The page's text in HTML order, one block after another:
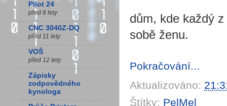
dům, kde každý
sobě ženu.
Pokračování...
Aktualizováno:
Štítky: PelMel
Pilot 24
před 8 lety
CNC 3040Z-DQ
před 11 lety
VOŠ
před 12 lety
Zápisky
zodpovědného
kynologa